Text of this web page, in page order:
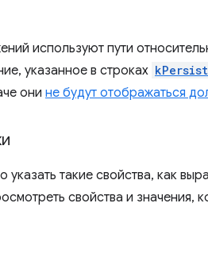
используют пути
указанное в строках
они не будут отображаться
указать такие свойства, как
свойства и значения,